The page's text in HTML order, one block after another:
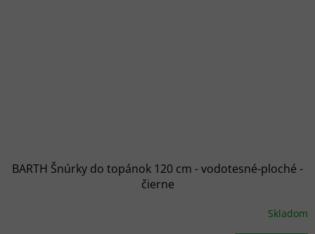
BARTH Šnúrky do topánok 120 cm - vodotesné-ploché -
čierne
Skladom